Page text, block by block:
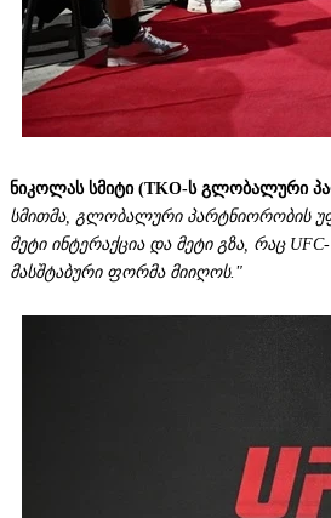
ნიკოლას სმიტი (TKO-ს გლობალური
სმითმა, გლობალური პარტნიორობის
მეტი ინტერაქცია და მეტი გზა, რაც
მასშტაბური ფორმა მიიღოს."